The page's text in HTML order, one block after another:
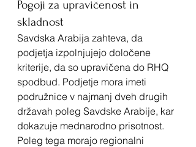
Pogoji za upravičenost in
skladnost
Savdska Arabija zahteva, da
podjetja izpolnjujejo določene
kriterije, da so upravičena do RHQ
spodbud. Podjetje mora imeti
podružnice v najmanj dveh drugih
državah poleg Savdske Arabije, kar
dokazuje mednarodno prisotnost.
Poleg tega morajo regionalni